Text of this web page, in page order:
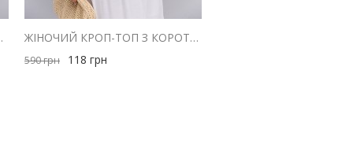
ГІРЧИЧНА ЖІНОЧИЙ КРОП-ТОП З КОРОТКИМИ РУКАВАМИ-ЛІХТАРИКАМИ БЛАКИТНИЙ
590грн 118 грн